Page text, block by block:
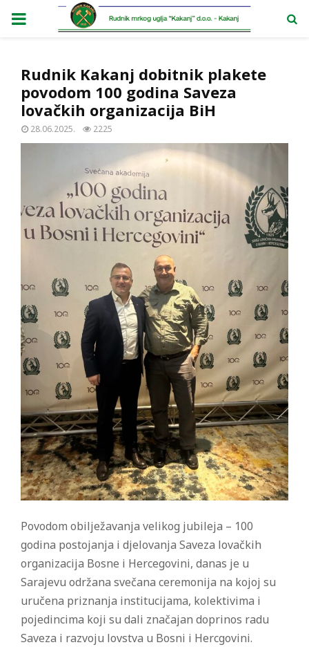
PRIMARY
Rudnik Kakanj dobitnik plakete
povodom 100 godina Saveza
lovačkih organizacija BiH
28.06.2025. 2225
Povodom obilježavanja velikog jubileja – 100
godina postojanja i djelovanja Saveza lovačkih
organizacija Bosne i Hercegovini, danas je u
Sarajevu održana svečana ceremonija na kojoj su
uručena priznanja institucijama, kolektivima i
pojedincima koji su dali značajan doprinos radu
Saveza i razvoju lovstva u Bosni i Hercgovini.